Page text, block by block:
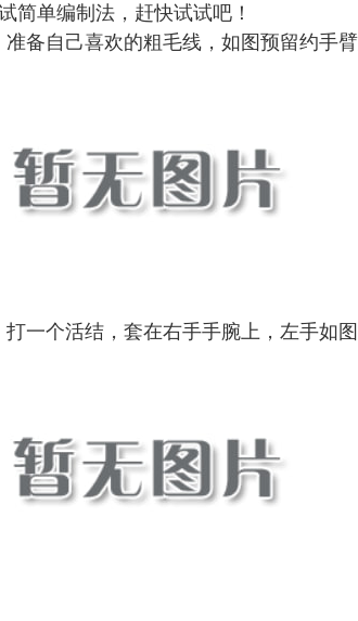
简单编制法，赶快试试吧！
备自己喜欢的粗毛线，如图预留约手臂
一个活结，套在右手手腕上，左手如图